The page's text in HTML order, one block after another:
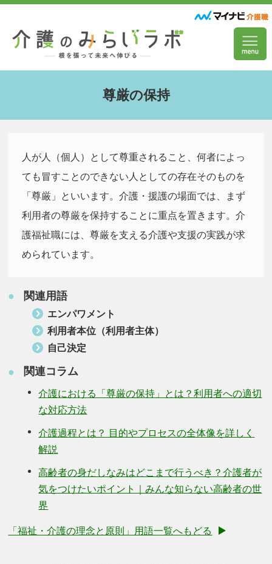
尊厳の保持
人が人（個人）として尊重されること、何者によっ
ても冒すことのできない人としての存在そのものを
「尊厳」といいます。介護・援護の場面では、まず
利用者の尊厳を保持することに重点を置きます。介
護福祉職には、尊厳を支える介護や支援の実践が求
められています。
● 関連用語
エンパワメント
利用者本位（利用者主体）
自己決定
● 関連コラム
介護における「尊厳の保持」とは？利用者への適切
な対応方法
介護過程とは？ 目的やプロセスの全体像を詳しく
解説
高齢者の身だしなみはどこまで行うべき？介護者が
気をつけたいポイント｜みんな知らない高齢者の世
界
「福祉・介護の理念と原則」用語一覧へもどる